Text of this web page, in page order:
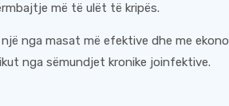
më të ulët të kripës.
nga masat më efektive dhe me
nga sëmundjet kronike joinfektive.